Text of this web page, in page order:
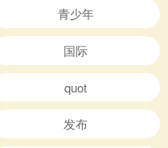
青少年
国际
quot
发布